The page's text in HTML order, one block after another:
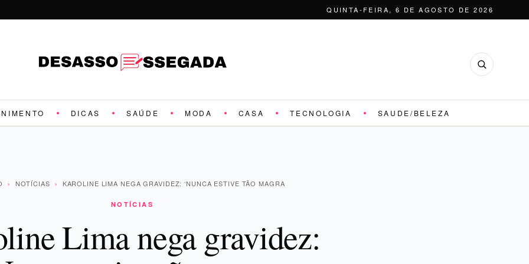
QUINTA-FEIRA, 6 DE AGOSTO DE 2026
DICAS SAÚDE MODA CASA TECNOLOGIA SAUDE/BELEZA
› NOTÍCIAS › KAROLINE LIMA NEGA GRAVIDEZ: ‘NUNCA ESTIVE TÃO MAGRA
NOTÍCIAS
Lima nega gravidez: